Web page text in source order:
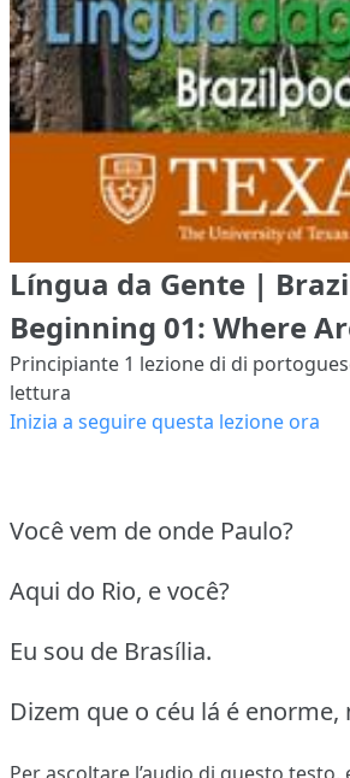
Língua da Gente |
Beginning 01: Where
Principiante 1 lezione di di
lettura
Inizia a seguire questa lezione ora
Você vem de onde Paulo?
Aqui do Rio, e você?
Eu sou de Brasília.
Dizem que o céu lá é enorme,